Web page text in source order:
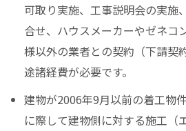
可取り実施、工事説明会の実施
合せ、ハウスメーカーやゼネコ
様以外の業者との契約（下請契
途諸経費が必要です。
建物が2006年9月以前の着工物
に際して建物側に対する施工（